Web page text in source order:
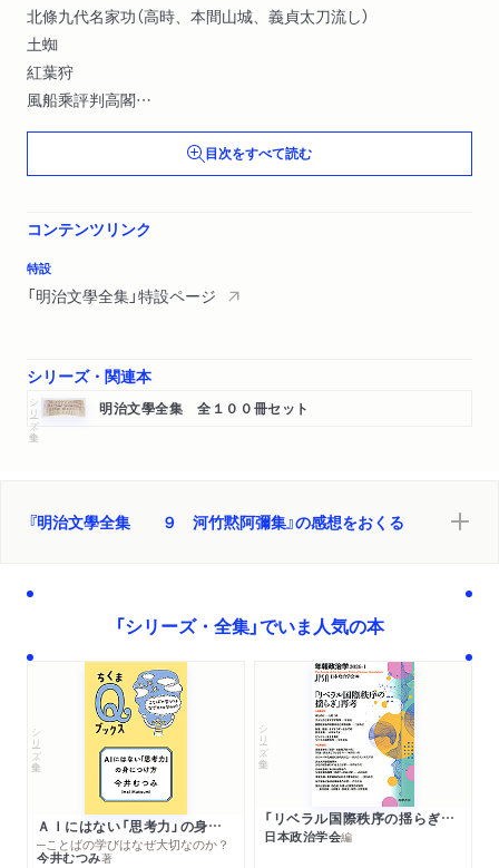
北條九代名家功（高時、本間山城、義貞太刀流し）
土蜘
紅葉狩
風船乘評判高閣
浪底親睦會
『河竹默阿彌傳』序
明治以後の默阿彌翁（岡本綺堂）
明治の默阿彌（茨木憲）
解題（河竹登志夫）
目次をすべて読む
コンテンツリンク
特設
「明治文學全集」特設ページ
シリーズ・関連本
シリーズ・全集 明治文學全集 全１００冊セット
『明治文學全集 ９ 河竹黙阿彌集』の感想をおくる
「シリーズ・全集」でいま人気の本
シリーズ・全集
ＡＩにはない「思考力」の身につけ方
─ことばの学びはなぜ大切なのか？
今井むつみ著
シリーズ・全集
「リベラル国際秩序の揺らぎ」再考 年報政治学２０２６‐Ⅰ
日本政治学会編